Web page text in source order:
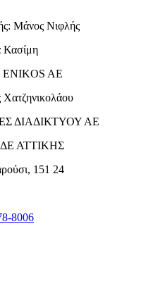
Μάνος Νιφλής
Κασίμη
ENIKOS AE
Χατζηνικολάου
ΔΙΑΔΙΚΤΥΟΥ ΑΕ
ΑΤΤΙΚΗΣ
151 24
8006